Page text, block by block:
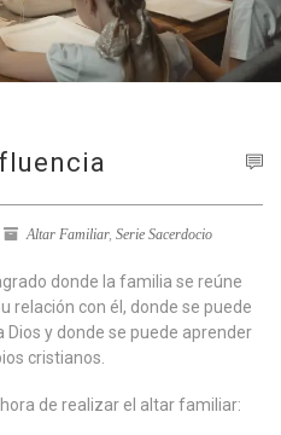
Altar Familiar, Serie Sacerdocio
donde la familia se reúne
relación con él, donde se puede
Dios y donde se puede aprender
cristianos.
de realizar el altar familiar: